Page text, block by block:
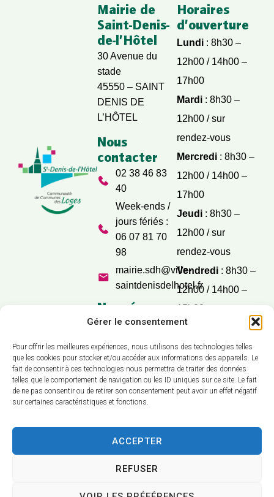
Gérer le consentement
Pour offrir les meilleures expériences, nous utilisons des technologies telles
que les cookies pour stocker et/ou accéder aux informations des appareils. Le
fait de consentir à ces technologies nous permettra de traiter des données
telles que le comportement de navigation ou les ID uniques sur ce site. Le fait
de ne pas consentir ou de retirer son consentement peut avoir un effet négatif
sur certaines caractéristiques et fonctions.
ACCEPTER
REFUSER
Mairie de
Saint-Denis-
de-l’Hôtel
30 Avenue du
stade
45550 – SAINT
DENIS DE
L’HÔTEL
Nous
contacter
02 38 46 83
40
Week-ends /
jours fériés :
06 07 81 70
98
mairie.sdh@ville-
saintdenisdelhotel.fr
Nos réseaux
sociaux
Horaires
d’ouverture
Lundi: 8h30 –
12h00 / 14h00 –
17h00
Mardi: 8h30 –
12h00 / sur
rendez-vous
Mercredi: 8h30 –
12h00 / 14h00 –
17h00
Jeudi: 8h30 –
12h00 / sur
rendez-vous
Vendredi: 8h30 –
12h00 / 14h00 –
15h00
Samedi
12h00
Confidentialité
Mentions légales
Plan du site